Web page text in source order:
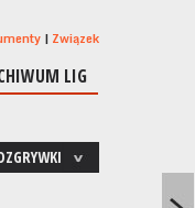
Związek
LIG